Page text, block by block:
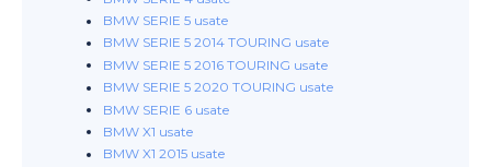
BMW SERIE 5 usate
BMW SERIE 5 2014 TOURING usate
BMW SERIE 5 2016 TOURING usate
BMW SERIE 5 2020 TOURING usate
BMW SERIE 6 usate
BMW X1 usate
BMW X1 2015 usate